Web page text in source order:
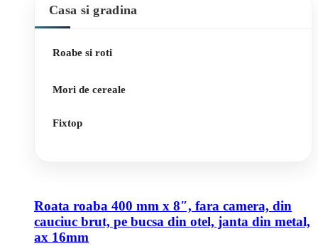
Casa si gradina
Roabe si roti
Mori de cereale
Fixtop
Roata roaba 400 mm x 8″, fara camera, din
cauciuc brut, pe bucsa din otel, janta din metal,
ax 16mm